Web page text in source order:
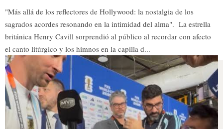
"Más allá de los reflectores de Hollywood: la nostalgia de los
sagrados acordes resonando en la intimidad del alma". La estrella
británica Henry Cavill sorprendió al público al recordar con afecto
el canto litúrgico y los himnos en la capilla d...